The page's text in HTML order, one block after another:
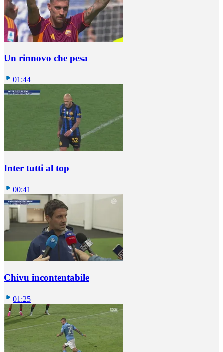
Un rinnovo che pesa
01:44
Inter tutti al top
00:41
Chivu incontentabile
01:25